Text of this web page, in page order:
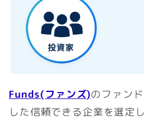
Funds(ファンズ)のファン
した信頼できる企業を選定